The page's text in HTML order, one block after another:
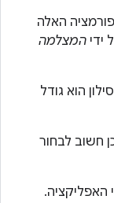
האלה
ידי המצלמה
הוא גודל
חשוב לבחור
האפליקציה.